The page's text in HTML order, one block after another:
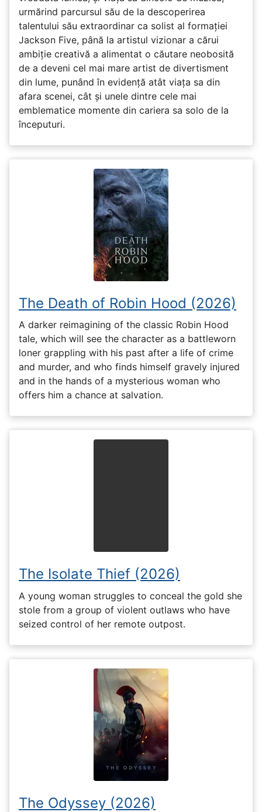
urmărind parcursul său de la descoperirea
talentului său extraordinar ca solist al formației
Jackson Five, până la artistul vizionar a cărui
ambiție creativă a alimentat o căutare neobosită
de a deveni cel mai mare artist de divertisment
din lume, punând în evidență atât viața sa din
afara scenei, cât și unele dintre cele mai
emblematice momente din cariera sa solo de la
începuturi.
The Death of Robin Hood (2026)
A darker reimagining of the classic Robin Hood
tale, which will see the character as a battleworn
loner grappling with his past after a life of crime
and murder, and who finds himself gravely injured
and in the hands of a mysterious woman who
offers him a chance at salvation.
The Isolate Thief (2026)
A young woman struggles to conceal the gold she
stole from a group of violent outlaws who have
seized control of her remote outpost.
The Odyssey (2026)